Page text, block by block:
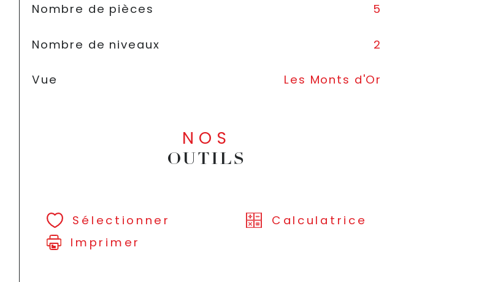
Nombre de pièces 5
Nombre de niveaux 2
Vue Les Monts d'Or
NOS
OUTILS
Sélectionner
Calculatrice
Imprimer